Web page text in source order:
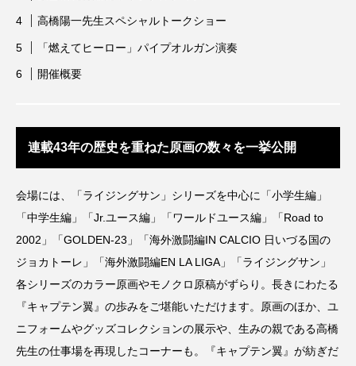
高橋陽一先生スペシャルトークショー
「燃えてヒーロー」パイプオルガン演奏
開催概要
連載43年の歴史を重ねた原画の数々を一挙公開
会場には、「ライジングサン」シリーズを中心に「小学生編」
「中学生編」「Jr.ユース編」「ワールドユース編」「Road to
2002」「GOLDEN-23」「海外激闘編IN CALCIO 日いづる国の
ジョカトーレ」「海外激闘編EN LA LIGA」「ライジングサン」
各シリーズのカラー原画やモノクロ原稿がずらり。長きにわたる
『キャプテン翼』の歩みをご堪能いただけます。原画のほか、ユ
ニフォームやグッズコレクションの展示や、生みの親である高橋
先生の仕事場を再現したコーナーも。『キャプテン翼』が紡ぎだ